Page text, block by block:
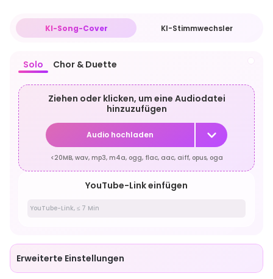
KI-Song-Cover KI-Stimmwechsler
Solo Chor & Duette
Ziehen oder klicken, um eine Audiodatei
hinzuzufügen
Audio hochladen
<20MB, wav, mp3, m4a, ogg, flac, aac, aiff, opus, oga
YouTube-Link einfügen
Erweiterte Einstellungen